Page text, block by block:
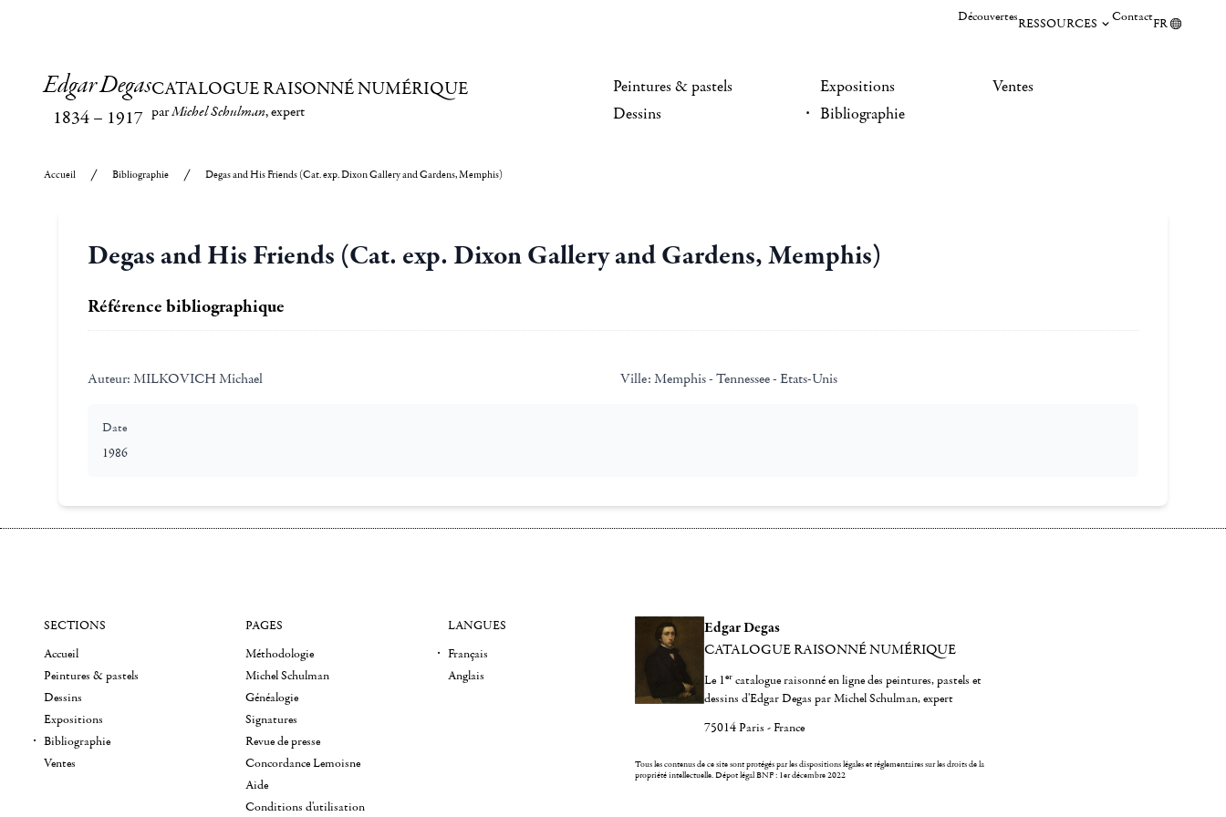
DécouvertesRESSOURCES ContactFR
Edgar Degas
1834– 1917
CATALOGUE RAISONNÉ NUMÉRIQUE
parMichel Schulman, expert
Peintures & pastels
Dessins
Expositions
Bibliographie
Ventes
Accueil Bibliographie Degas and His Friends (Cat. exp. Dixon Gallery and Gardens, Memphis)
Degas and His Friends (Cat. exp. Dixon Gallery and Gardens, Memphis)
Référence bibliographique
Auteur: MILKOVICH Michael Ville: Memphis - Tennessee - Etats-Unis
Date
1986
Edgar Degas
CATALOGUE RAISONNÉ NUMÉRIQUE
Le 1er catalogue raisonné en ligne des peintures, pastels et
dessins d'Edgar Degas par Michel Schulman, expert
75014 Paris - France
Tous les contenus de ce site sont protégés par les dispositions légales et réglementaires sur les droits de la
propriété intellectuelle.Dépot légal BNF : 1er décembre 2022
SECTIONS
Accueil
Peintures & pastels
Dessins
Expositions
Bibliographie
Ventes
PAGES
Méthodologie
Michel Schulman
Généalogie
Signatures
Revue de presse
Concordance Lemoisne
Aide
Conditions d'utilisation
LANGUES
Français
Anglais